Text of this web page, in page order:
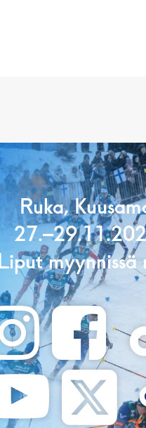
Ruka,
Liput myynnissä